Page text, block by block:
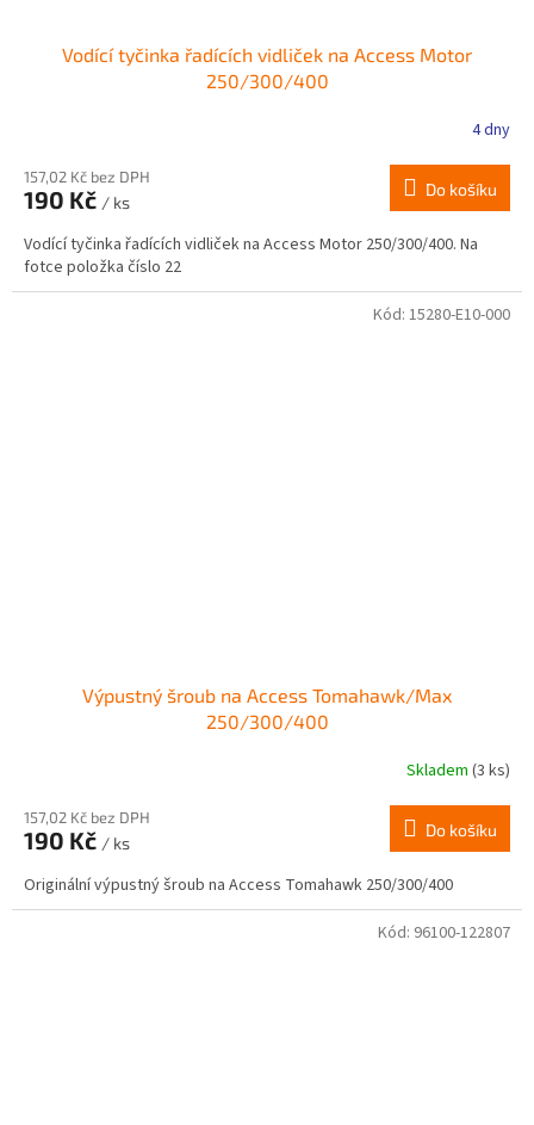
Vodící tyčinka řadících vidliček na Access Motor
250/300/400
4 dny
157,02 Kč bez DPH
190 Kč / ks
Do košíku
Vodící tyčinka řadících vidliček na Access Motor 250/300/400. Na
fotce položka číslo 22
Výpustný šroub na Access Tomahawk/Max
250/300/400
Skladem (3 ks)
157,02 Kč bez DPH
190 Kč / ks
Do košíku
Originální výpustný šroub na Access Tomahawk 250/300/400
Kód: 15280-E10-000
Kód: 96100-122807